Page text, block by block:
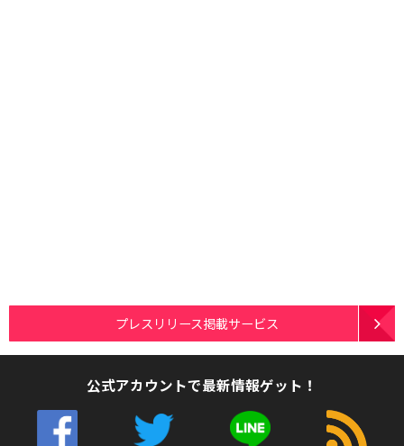
プレスリリース掲載サービス
公式アカウントで最新情報ゲット！